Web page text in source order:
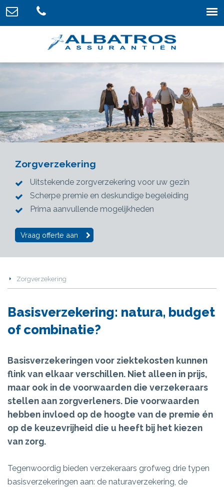
Zorgverzekering
Uitstekende zorgverzekering voor uw gezin
Scherpe premie en deskundige begeleiding
Prima aanvullende mogelijkheden
Vraag offerte aan
Zorgverzekering
Basisverzekering: natura, budget
of combinatie?
Basisverzekeringen voor ziektekosten kunnen
flink van elkaar verschillen. Niet alleen in prijs,
maar ook in de voorwaarden die verzekeraars
stellen aan zorgverleners. Die voorwaarden
hebben invloed op de hoogte van de premie én
op de keuzevrijheid die u heeft bij het kiezen
van zorg.
Tegenwoordig bieden verzekeraars grofweg drie typen
basisverzekeringen aan: de naturaverzekering, de